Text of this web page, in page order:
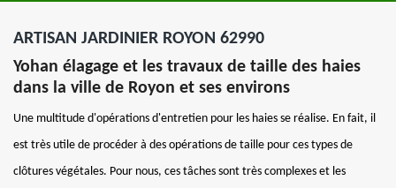
ARTISAN JARDINIER ROYON 62990
Yohan élagage et les travaux de taille des haies
dans la ville de Royon et ses environs
Une multitude d'opérations d'entretien pour les haies se réalise. En fait, il
est très utile de procéder à des opérations de taille pour ces types de
clôtures végétales. Pour nous, ces tâches sont très complexes et les